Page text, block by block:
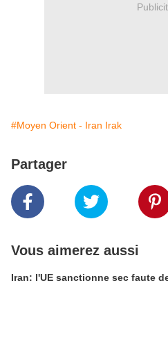
#Moyen Orient - Iran Irak
Partager
Vous aimerez aussi
Iran: l'UE sanctionne sec faute